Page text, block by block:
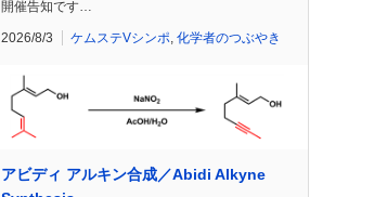
開催告知です…
2026/8/3 ケムステVシンポ 化学者のつぶやき
アビディ アルキン合成／Abidi Alkyne